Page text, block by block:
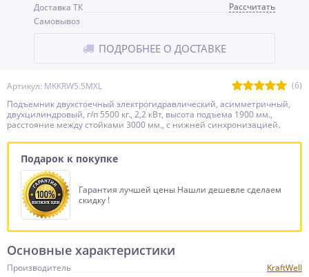
Артикул: MKKRW5.5MXL
(6)
Подъемник двухстоечный электрогидравлический, асимметричный,
двухцилиндровый, г/п 5500 кг., 2,2 кВт, высота подъема 1900 мм.,
расстояние между стойками 3000 мм., с нижней синхронизацией.
Подарок к покупке
Гарантия лучшей цены Нашли дешевле сделаем
скидку !
Доставка ТК
Рассчитать
Самовывоз
ПОДРОБНЕЕ О ДОСТАВКЕ
Основные характеристики
Производитель KraftWell